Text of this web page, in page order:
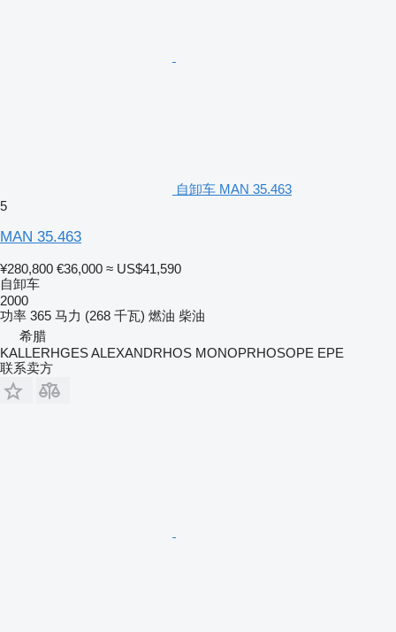
自卸车 MAN 35.463
5
MAN 35.463
¥280,800 €36,000 ≈ US$41,590
自卸车
2000
功率 365 马力 (268 千瓦) 燃油 柴油
希腊
KALLERHGES ALEXANDRHOS MONOPRHOSOPE EPE
联系卖方